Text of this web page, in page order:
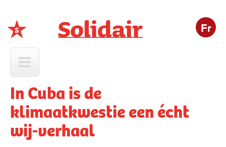
Fr
In Cuba is de
klimaatkwestie een écht
wij-verhaal